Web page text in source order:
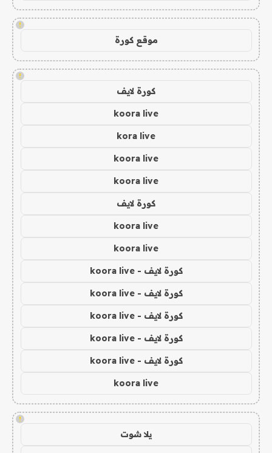
!
موقع كورة
!
كورة لايف
koora live
kora live
koora live
koora live
كورة لايف
koora live
koora live
كورة لايف - koora live
كورة لايف - koora live
كورة لايف - koora live
كورة لايف - koora live
كورة لايف - koora live
koora live
!
يلا شوت